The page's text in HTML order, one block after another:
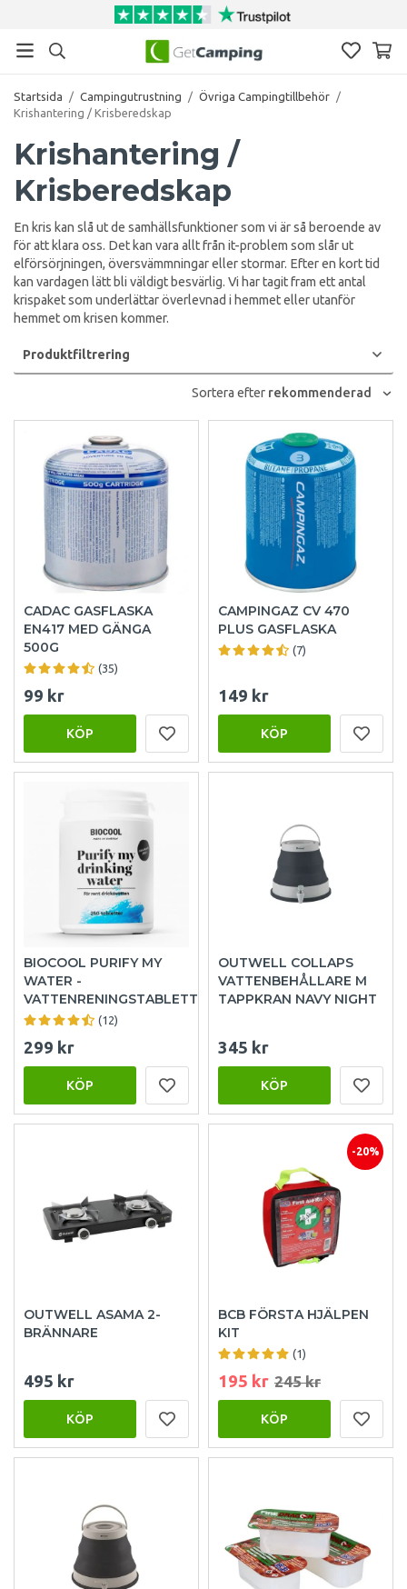
Startsida / Campingutrustning / Övriga Campingtillbehör /
Krishantering / Krisberedskap
Krishantering /
Krisberedskap
En kris kan slå ut de samhällsfunktioner som vi är så beroende av
för att klara oss. Det kan vara allt från it-problem som slår ut
elförsörjningen, översvämmningar eller stormar. Efter en kort tid
kan vardagen lätt bli väldigt besvärlig. Vi har tagit fram ett antal
krispaket som underlättar överlevnad i hemmet eller utanför
hemmet om krisen kommer.
Produktfiltrering
Sortera efter rekommenderad
CADAC GASFLASKA
EN417 MED GÄNGA
500G
(35)
99 kr
KÖP
CAMPINGAZ CV 470
PLUS GASFLASKA
(7)
149 kr
KÖP
BIOCOOL PURIFY MY
WATER -
VATTENRENINGSTABLETTER
(12)
299 kr
KÖP
OUTWELL COLLAPS
VATTENBEHÅLLARE M
TAPPKRAN NAVY NIGHT
345 kr
KÖP
OUTWELL ASAMA 2-
BRÄNNARE
495 kr
KÖP
-20%
BCB FÖRSTA HJÄLPEN
KIT
(1)
195 kr 245 kr
KÖP